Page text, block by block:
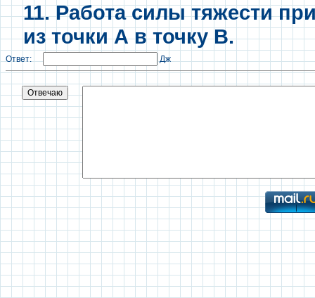
11.Работа силы тяжести
из точки А в точку B.
Ответ: Дж